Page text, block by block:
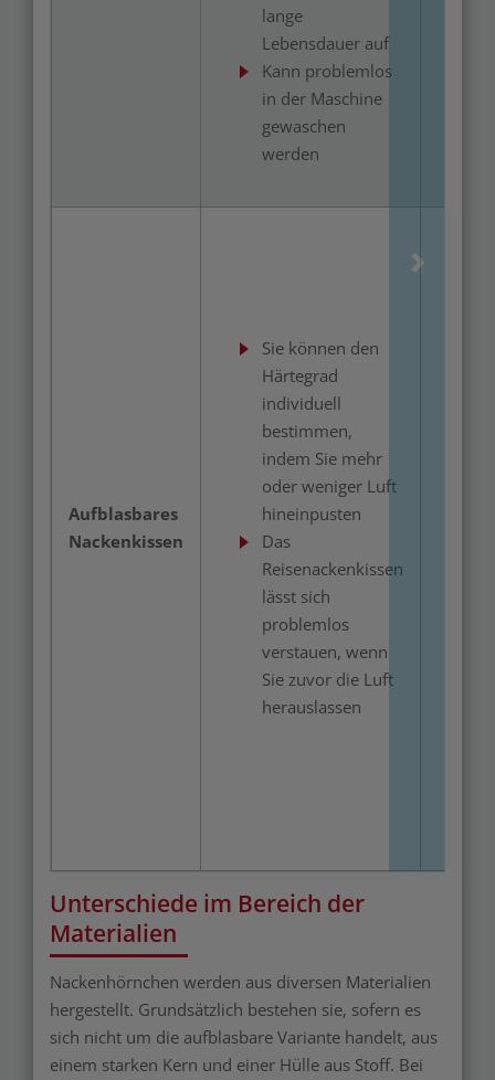
lange
Lebensdauer auf
Kann problemlos
in der Maschine
gewaschen
werden
Aufblasbares
Nackenkissen
Sie können den
Härtegrad
individuell
bestimmen,
indem Sie mehr
oder weniger Luft
hineinpusten
Das
Reisenackenkissen
lässt sich
problemlos
verstauen, wenn
Sie zuvor die Luft
herauslassen
Unterschiede im Bereich der
Materialien
Nackenhörnchen werden aus diversen Materialien
hergestellt. Grundsätzlich bestehen sie, sofern es
sich nicht um die aufblasbare Variante handelt, aus
einem starken Kern und einer Hülle aus Stoff. Bei